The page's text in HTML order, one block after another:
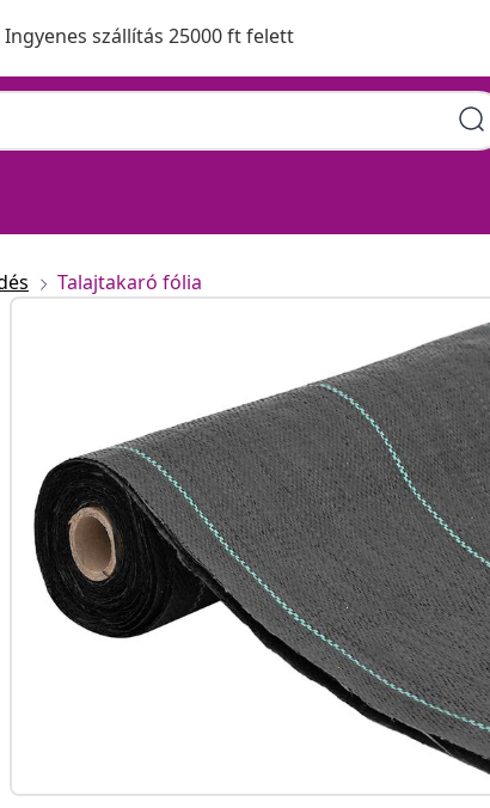
Ingyenes szállítás 25000 ft felett
Talajtakaró fólia